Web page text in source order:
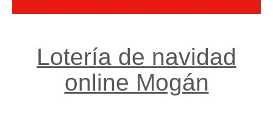
Lotería de navidad
online Mogán